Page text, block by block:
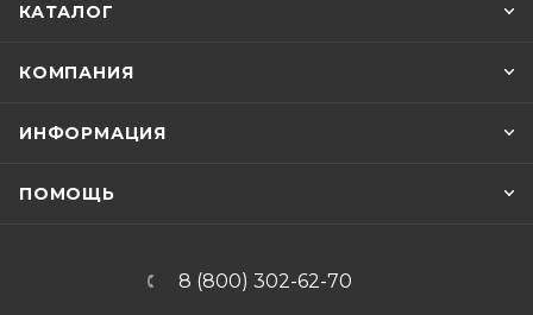
КАТАЛОГ
КОМПАНИЯ
ИНФОРМАЦИЯ
ПОМОЩЬ
8 (800) 302-62-70